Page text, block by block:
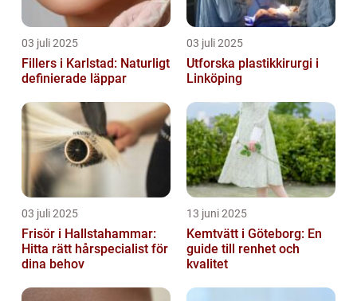
03 juli 2025
Fillers i Karlstad: Naturligt
definierade läppar
03 juli 2025
Utforska plastikkirurgi i
Linköping
03 juli 2025
Frisör i Hallstahammar:
Hitta rätt hårspecialist för
dina behov
13 juni 2025
Kemtvätt i Göteborg: En
guide till renhet och
kvalitet